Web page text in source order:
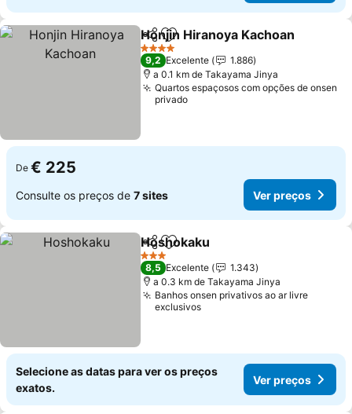
PartilharAdicionar aos favoritos
Honjin Hiranoya Kachoan
4 Estrelas
9,2 Excelente
1.886
a 0.1 km de Takayama Jinya
Quartos espaçosos com opções de onsen
privado
De € 225
Consulte os preços de 7 sites Ver preços
PartilharAdicionar aos favoritos
Hoshokaku
3 Estrelas
8,5 Excelente
1.343
a 0.3 km de Takayama Jinya
Banhos onsen privativos ao ar livre
exclusivos
Selecione as datas para ver os preços
exatos.
Ver preços